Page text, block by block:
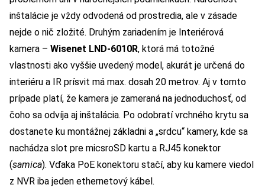
inštalácie je vždy odvodená od prostredia, ale v zásade
nejde o nič zložité. Druhým zariadením je Interiérová
kamera – Wisenet LND-6010R, ktorá má totožné
vlastnosti ako vyššie uvedený model, akurát je určená do
interiéru a IR prísvit má max. dosah 20 metrov. Aj v tomto
prípade platí, že kamera je zameraná na jednoduchosť, od
čoho sa odvíja aj inštalácia. Po odobratí vrchného krytu sa
dostanete ku montážnej základni a „srdcu“ kamery, kde sa
nachádza slot pre micsroSD kartu a RJ45 konektor
(samica). Vďaka PoE konektoru stačí, aby ku kamere viedol
z NVR iba jeden ethernetový kábel.